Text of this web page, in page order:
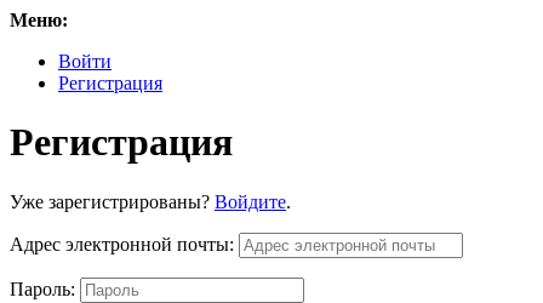
Меню:
Войти
Регистрация
Регистрация
Уже зарегистрированы? Войдите.
Адрес электронной почты:
Пароль: